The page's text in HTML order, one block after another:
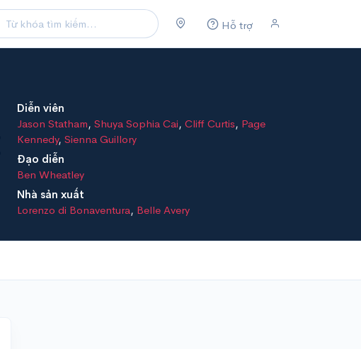
Hỗ trợ
Diễn viên
Jason Statham,Shuya Sophia Cai,Cliff Curtis, Page
Kennedy,Sienna Guillory
Đạo diễn
Ben Wheatley
Nhà sản xuất
Lorenzo di Bonaventura, Belle Avery